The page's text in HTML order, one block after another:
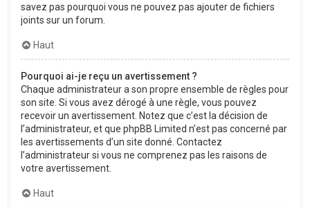
savez pas pourquoi vous ne pouvez pas ajouter de fichiers
joints sur un forum.
Haut
Pourquoi ai-je reçu un avertissement ?
Chaque administrateur a son propre ensemble de règles pour
son site. Si vous avez dérogé à une règle, vous pouvez
recevoir un avertissement. Notez que c’est la décision de
l’administrateur, et que phpBB Limited n’est pas concerné par
les avertissements d’un site donné. Contactez
l’administrateur si vous ne comprenez pas les raisons de
votre avertissement.
Haut